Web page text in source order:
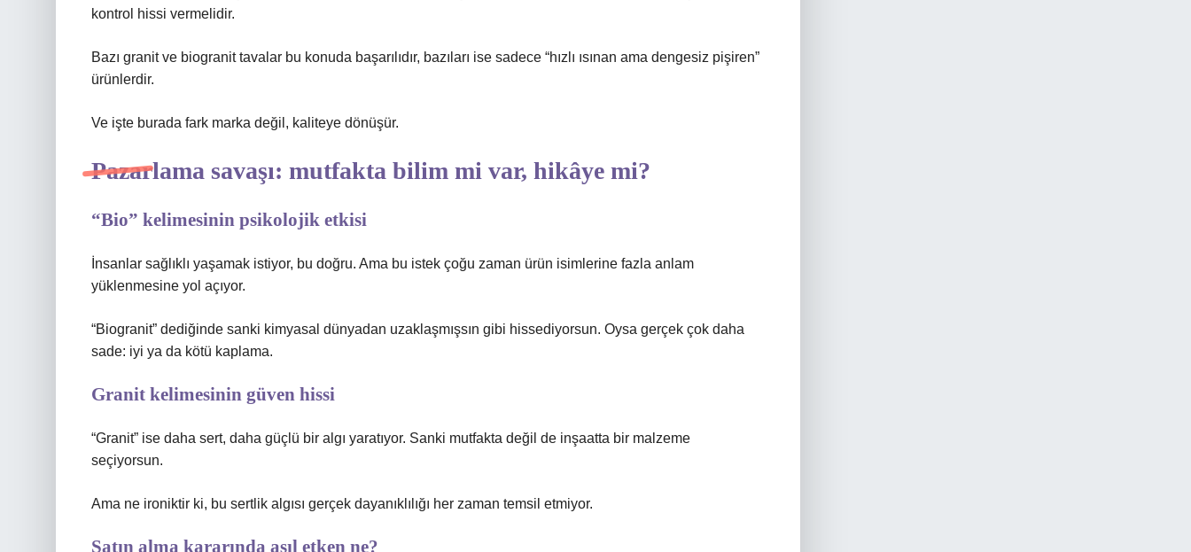
kontrol hissi vermelidir.
Bazı granit ve biogranit tavalar bu konuda başarılıdır, bazıları ise sadece “hızlı ısınan ama dengesiz pişiren”
ürünlerdir.
Ve işte burada fark marka değil, kaliteye dönüşür.
Pazarlama savaşı: mutfakta bilim mi var, hikâye mi?
“Bio” kelimesinin psikolojik etkisi
İnsanlar sağlıklı yaşamak istiyor, bu doğru. Ama bu istek çoğu zaman ürün isimlerine fazla anlam
yüklenmesine yol açıyor.
“Biogranit” dediğinde sanki kimyasal dünyadan uzaklaşmışsın gibi hissediyorsun. Oysa gerçek çok daha
sade: iyi ya da kötü kaplama.
Granit kelimesinin güven hissi
“Granit” ise daha sert, daha güçlü bir algı yaratıyor. Sanki mutfakta değil de inşaatta bir malzeme
seçiyorsun.
Ama ne ironiktir ki, bu sertlik algısı gerçek dayanıklılığı her zaman temsil etmiyor.
Satın alma kararında asıl etken ne?